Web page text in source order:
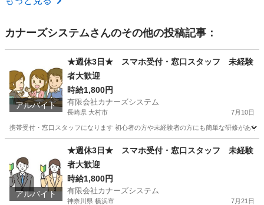
カナーズシステムさんのその他の投稿記事：
アルバイト
★週休3日★ スマホ受付・窓口スタッフ 未経験
者大歓迎
時給1,800円
有限会社カナーズシステム
長崎県 大村市 7月10日
携帯受付・窓口スタッフになります 初心者の方や未経験者の方にも簡単な研修があ
携帯ショップ
アルバイト
★週休3日★ スマホ受付・窓口スタッフ 未経験
者大歓迎
時給1,800円
有限会社カナーズシステム
神奈川県 横浜市 7月21日